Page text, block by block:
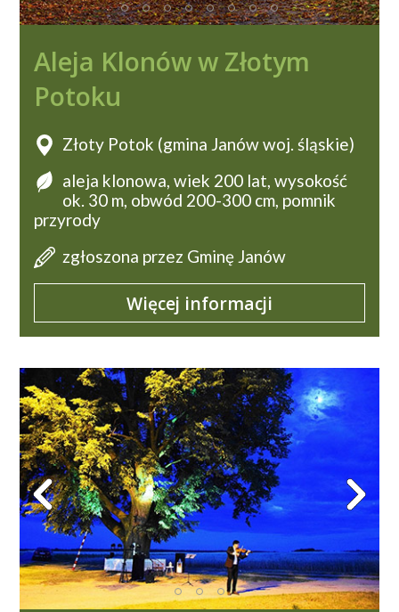
Aleja Klonów w Złotym
Potoku
Złoty Potok (gmina Janów woj. śląskie)
aleja klonowa, wiek 200 lat, wysokość
ok. 30 m, obwód 200-300 cm, pomnik
przyrody
zgłoszona przez Gminę Janów
Więcej informacji